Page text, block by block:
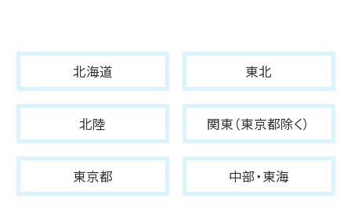
北海道 東北
北陸 関東（東京都除く）
東京都 中部・東海